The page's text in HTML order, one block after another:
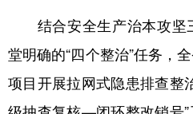
结合安全生产治本攻坚
堂明确的“四个整治”任务，
项目开展拉网式隐患排查